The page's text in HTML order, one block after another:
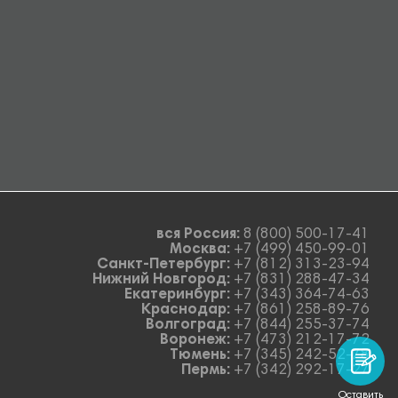
вся Россия: 8 (800) 500-17-41
Москва: +7 (499) 450-99-01
Санкт-Петербург: +7 (812) 313-23-94
Нижний Новгород: +7 (831) 288-47-34
Екатеринбург: +7 (343) 364-74-63
Краснодар: +7 (861) 258-89-76
Волгоград: +7 (844) 255-37-74
Воронеж: +7 (473) 212-17-72
Тюмень: +7 (345) 242-52-78
Пермь: +7 (342) 292-17-27
Оставить